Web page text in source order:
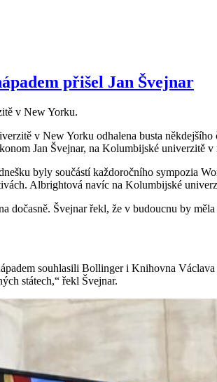
přišel Jan Švejnar
v New Yorku.
v New Yorku odhalena busta někdejšího
Jan Švejnar, na Kolumbijské univerzitě
byly součástí každoročního sympozia
Albrightová navíc na Kolumbijské
dočasně. Švejnar řekl, že v budoucnu by
souhlasili Bollinger i Knihovna
státech,“ řekl Švejnar.